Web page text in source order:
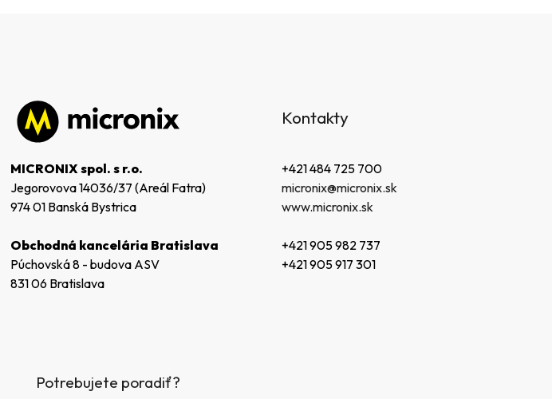
MICRONIX spol. s r.o.
Jegorovova 14036/37 (Areál Fatra)
974 01 Banská Bystrica
Obchodná kancelária Bratislava
Púchovská 8 - budova ASV
831 06 Bratislava
Kontakty
+421 484 725 700
micronix@micronix.sk
www.micronix.sk
+421 905 982 737
+421 905 917 301
Potrebujete poradiť?